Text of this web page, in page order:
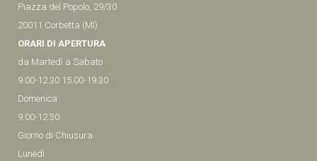
Piazza del Popolo, 29/30
20011 Corbetta (MI)
ORARI DI APERTURA
da Martedì a Sabato
9.00-12.30 15.00-19.30
Domenica
9.00-12.30
Giorno di Chiusura
Lunedì